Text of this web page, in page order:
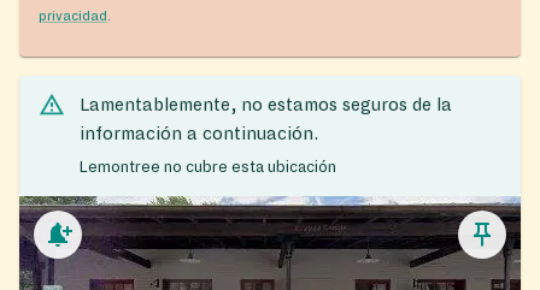
privacidad
Lamentablemente, no estamos seguros de la
información a continuación.
Lemontree no cubre esta ubicación